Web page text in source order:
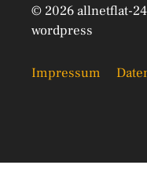
© 2026 allnetflat-
wordpress
Impressum